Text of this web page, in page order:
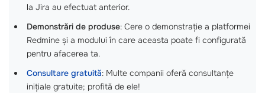
la Jira au efectuat anterior.
Demonstrări de produse: Cere o demonstrație a platformei
Redmine și a modului în care aceasta poate fi configurată
pentru afacerea ta.
Consultare gratuită: Multe companii oferă consultanțe
inițiale gratuite; profită de ele!